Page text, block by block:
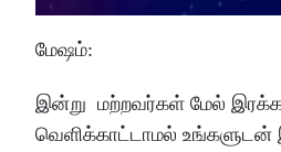
மேஷம்:
இன்று மற்றவர்கள் மேல்
வெளிக்காட்டாமல் உங்களுடன்